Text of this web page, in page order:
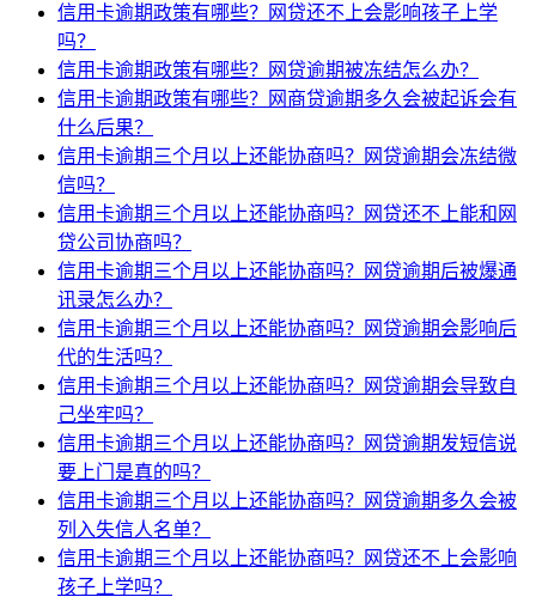
信用卡逾期政策有哪些？网贷还不上会影响孩子上学
吗？
信用卡逾期政策有哪些？网贷逾期被冻结怎么办？
信用卡逾期政策有哪些？网商贷逾期多久会被起诉会有
什么后果？
信用卡逾期三个月以上还能协商吗？网贷逾期会冻结微
信吗？
信用卡逾期三个月以上还能协商吗？网贷还不上能和网
贷公司协商吗？
信用卡逾期三个月以上还能协商吗？网贷逾期后被爆通
讯录怎么办？
信用卡逾期三个月以上还能协商吗？网贷逾期会影响后
代的生活吗？
信用卡逾期三个月以上还能协商吗？网贷逾期会导致自
己坐牢吗？
信用卡逾期三个月以上还能协商吗？网贷逾期发短信说
要上门是真的吗？
信用卡逾期三个月以上还能协商吗？网贷逾期多久会被
列入失信人名单？
信用卡逾期三个月以上还能协商吗？网贷还不上会影响
孩子上学吗？